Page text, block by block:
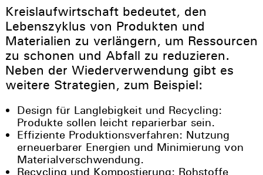
Kreislaufwirtschaft bedeutet, den
Lebenszyklus von Produkten und
Materialien zu verlängern, um Ressourcen
zu schonen und Abfall zu reduzieren.
Neben der Wiederverwendung gibt es
weitere Strategien, zum Beispiel:
Design für Langlebigkeit und Recycling:
Produkte sollen leicht reparierbar sein.
Effiziente Produktionsverfahren: Nutzung
erneuerbarer Energien und Minimierung von
Materialverschwendung.
Recycling und Kompostierung: Rohstoffe